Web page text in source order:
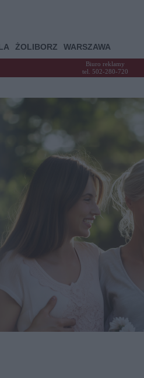
ŻOLIBORZ WARSZAWA
Biuro reklamy
tel. 502-280-720